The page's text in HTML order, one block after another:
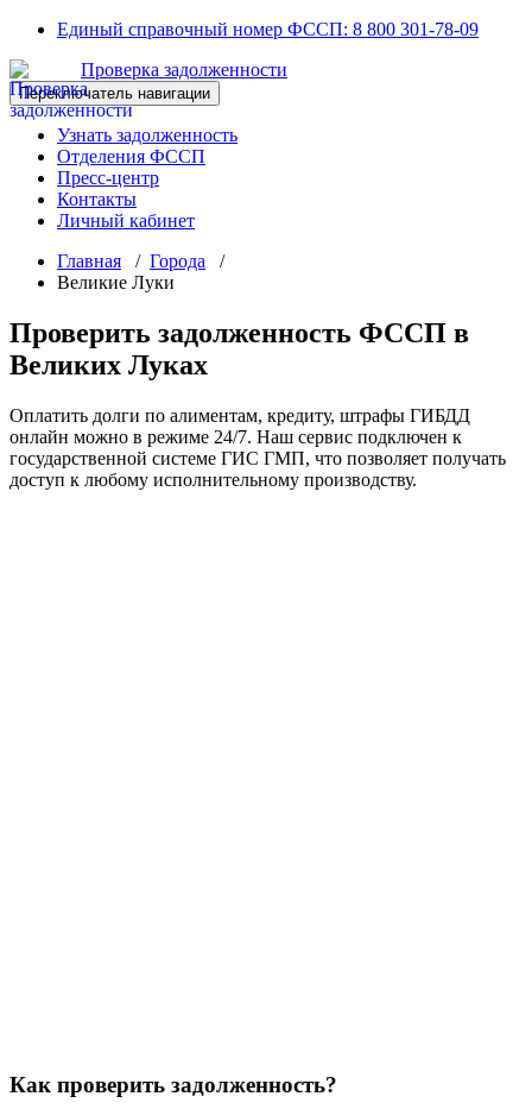
Перейти
содержимому
Единый справочный номер ФССП: 8 800 301-78-09
Проверка задолженности
Переключатель навигации
Узнать задолженность
Отделения ФССП
Пресс-центр
Контакты
Личный кабинет
Главная / Города /
Великие Луки
Проверить задолженность ФССП в
Великих Луках
Оплатить долги по алиментам, кредиту, штрафы ГИБДД
онлайн можно в режиме 24/7. Наш сервис подключен к
государственной системе ГИС ГМП, что позволяет получать
доступ к любому исполнительному производству.
Как проверить задолженность?